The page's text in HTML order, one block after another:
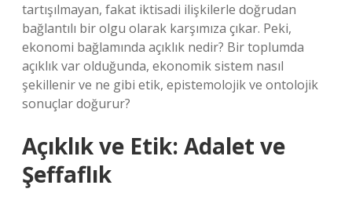
tartışılmayan, fakat iktisadi ilişkilerle doğrudan
bağlantılı bir olgu olarak karşımıza çıkar. Peki,
ekonomi bağlamında açıklık nedir? Bir toplumda
açıklık var olduğunda, ekonomik sistem nasıl
şekillenir ve ne gibi etik, epistemolojik ve ontolojik
sonuçlar doğurur?
Açıklık ve Etik: Adalet ve
Şeffaflık